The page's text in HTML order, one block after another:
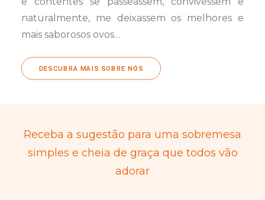
naturalmente, me deixassem os melhores e
mais saborosos ovos…
DESCUBRA MAIS SOBRE NÓS
Receba a sugestão para uma sobremesa
simples e cheia de graça que todos vão
adorar